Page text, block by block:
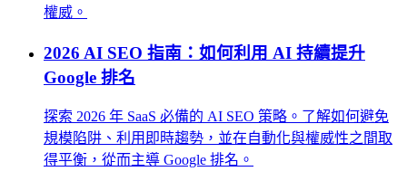
權威。
2026 AI SEO 指南：如何利用 AI 持續提升
Google 排名
探索 2026 年 SaaS 必備的 AI SEO 策略。了解如何避免
規模陷阱、利用即時趨勢，並在自動化與權威性之間取
得平衡，從而主導 Google 排名。